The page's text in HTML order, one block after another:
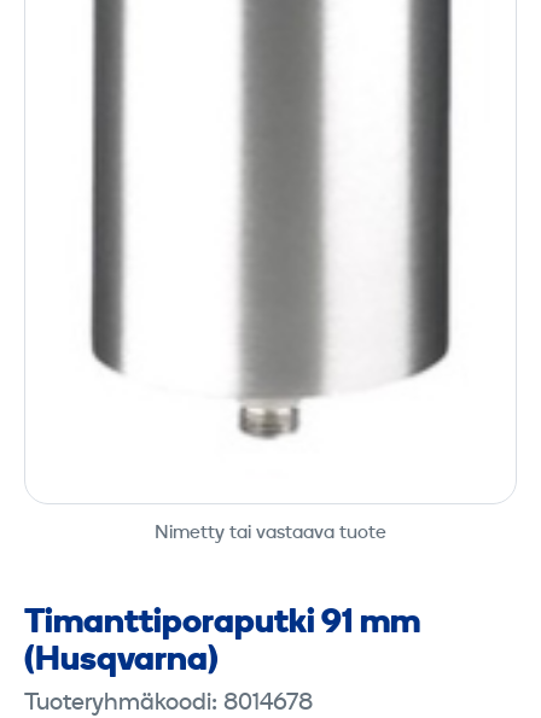
Nimetty tai vastaava tuote
Timanttiporaputki 91 mm
(Husqvarna)
Tuoteryhmäkoodi: 8014678